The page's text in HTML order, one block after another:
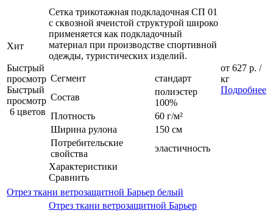
Хит
Быстрый
просмотр
Быстрый
просмотр
6 цветов
Сетка трикотажная подкладочная СП 01
с сквозной ячеистой структурой широко
применяется как подкладочный
материал при производстве спортивной
одежды, туристических изделий.
Сегмент
стандарт
Состав
полиэстер
100%
Плотность
60 г/м²
Ширина рулона
150 см
Потребительские
свойства
эластичность
Характеристики
Сравнить
от 627 р. /
кг
Подробнее
Отрез ткани ветрозащитной Барьер белый
Отрез ткани ветрозащитной Барьер